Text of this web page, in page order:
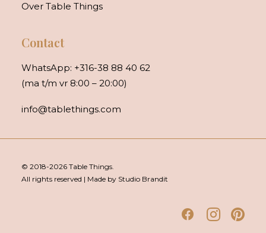
Over Table Things
Contact
WhatsApp: +316-38 88 40 62
(ma t/m vr 8:00 – 20:00)
info@tablethings.com
© 2018-2026 Table Things.
All rights reserved | Made by Studio Brandit